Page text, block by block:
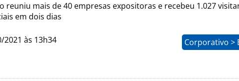
reuniu mais de 40 empresas expositoras e recebeu 1.027
em dois dias
2021 às 13h34 Corporativo >